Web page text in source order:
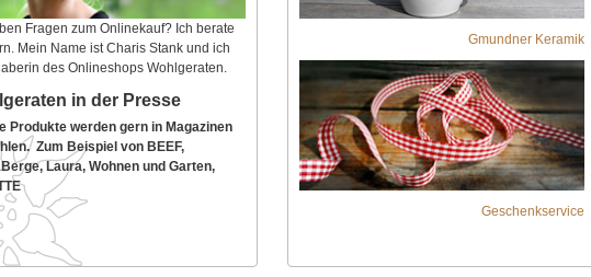
Fragen zum Onlinekauf? Ich berate
Mein Name ist Charis Stank und ich
des Onlineshops Wohlgeraten.
in der Presse
Produkte werden gern in Magazinen
Zum Beispiel von BEEF,
Laura, Wohnen und Garten,
Gmundner Keramik
Geschenkservice